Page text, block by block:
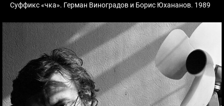
Суффикс «чка». Герман Виноградов и Борис Юхананов. 1989